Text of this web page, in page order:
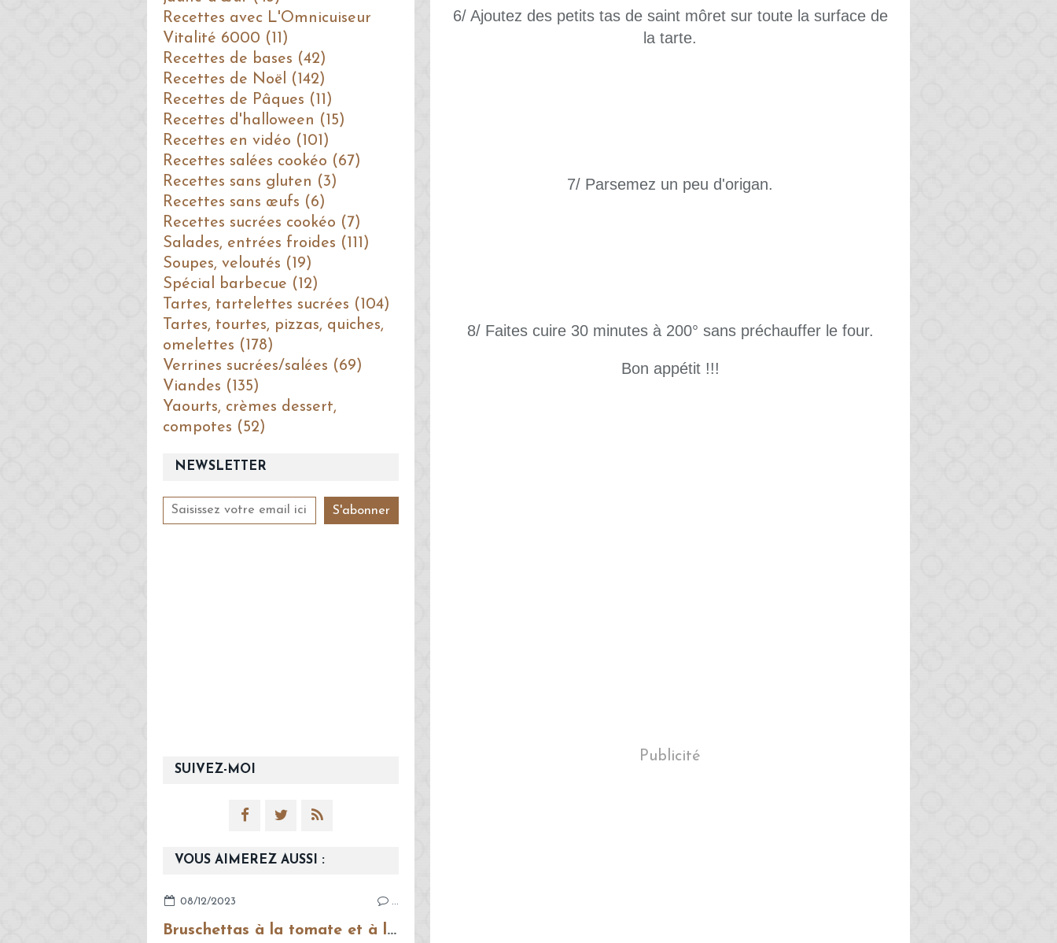
6/ Ajoutez des petits tas de saint môret sur toute la surface de
la tarte.
7/ Parsemez un peu d'origan.
8/ Faites cuire 30 minutes à 200° sans préchauffer le four.
Bon appétit !!!
Publicité
NEWSLETTER
SUIVEZ-MOI
VOUS AIMEREZ AUSSI :
08/12/2023 …
Bruschettas à la tomate et à la mozzarella
Recettes avec L'Omnicuiseur
Vitalité 6000 (11)
Recettes de bases (42)
Recettes de Noël (142)
Recettes de Pâques (11)
Recettes d'halloween (15)
Recettes en vidéo (101)
Recettes salées cookéo (67)
Recettes sans gluten (3)
Recettes sans œufs (6)
Recettes sucrées cookéo (7)
Salades, entrées froides (111)
Soupes, veloutés (19)
Spécial barbecue (12)
Tartes, tartelettes sucrées (104)
Tartes, tourtes, pizzas, quiches,
omelettes (178)
Verrines sucrées/salées (69)
Viandes (135)
Yaourts, crèmes dessert,
compotes (52)